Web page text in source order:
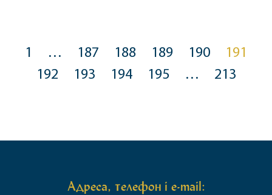
1 … 187 188 189 190
191
192
193 194 195 … 213
Адреса, телефон і e-mail: